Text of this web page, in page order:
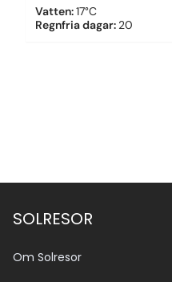
Vatten:17°C
Regnfria dagar: 20
SOLRESOR
Om Solresor